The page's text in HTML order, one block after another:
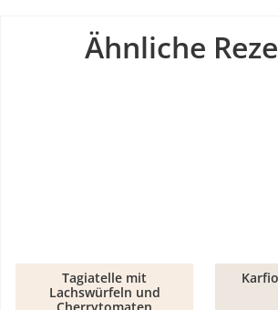
Ähnliche
30min
Tagiatelle mit
Lachswürfeln und
Cherrytomaten